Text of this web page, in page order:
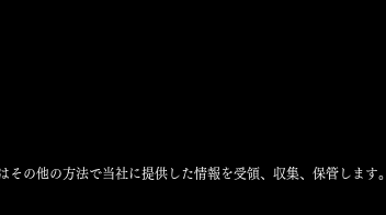
の他の方法で当社に提供した情報を受領、収集、保管します